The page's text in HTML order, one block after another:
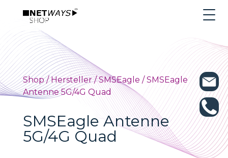
Shop/Hersteller/SMSEagle / SMSEagle
Antenne 5G/4G Quad
SMSEagle Antenne
5G/4G Quad